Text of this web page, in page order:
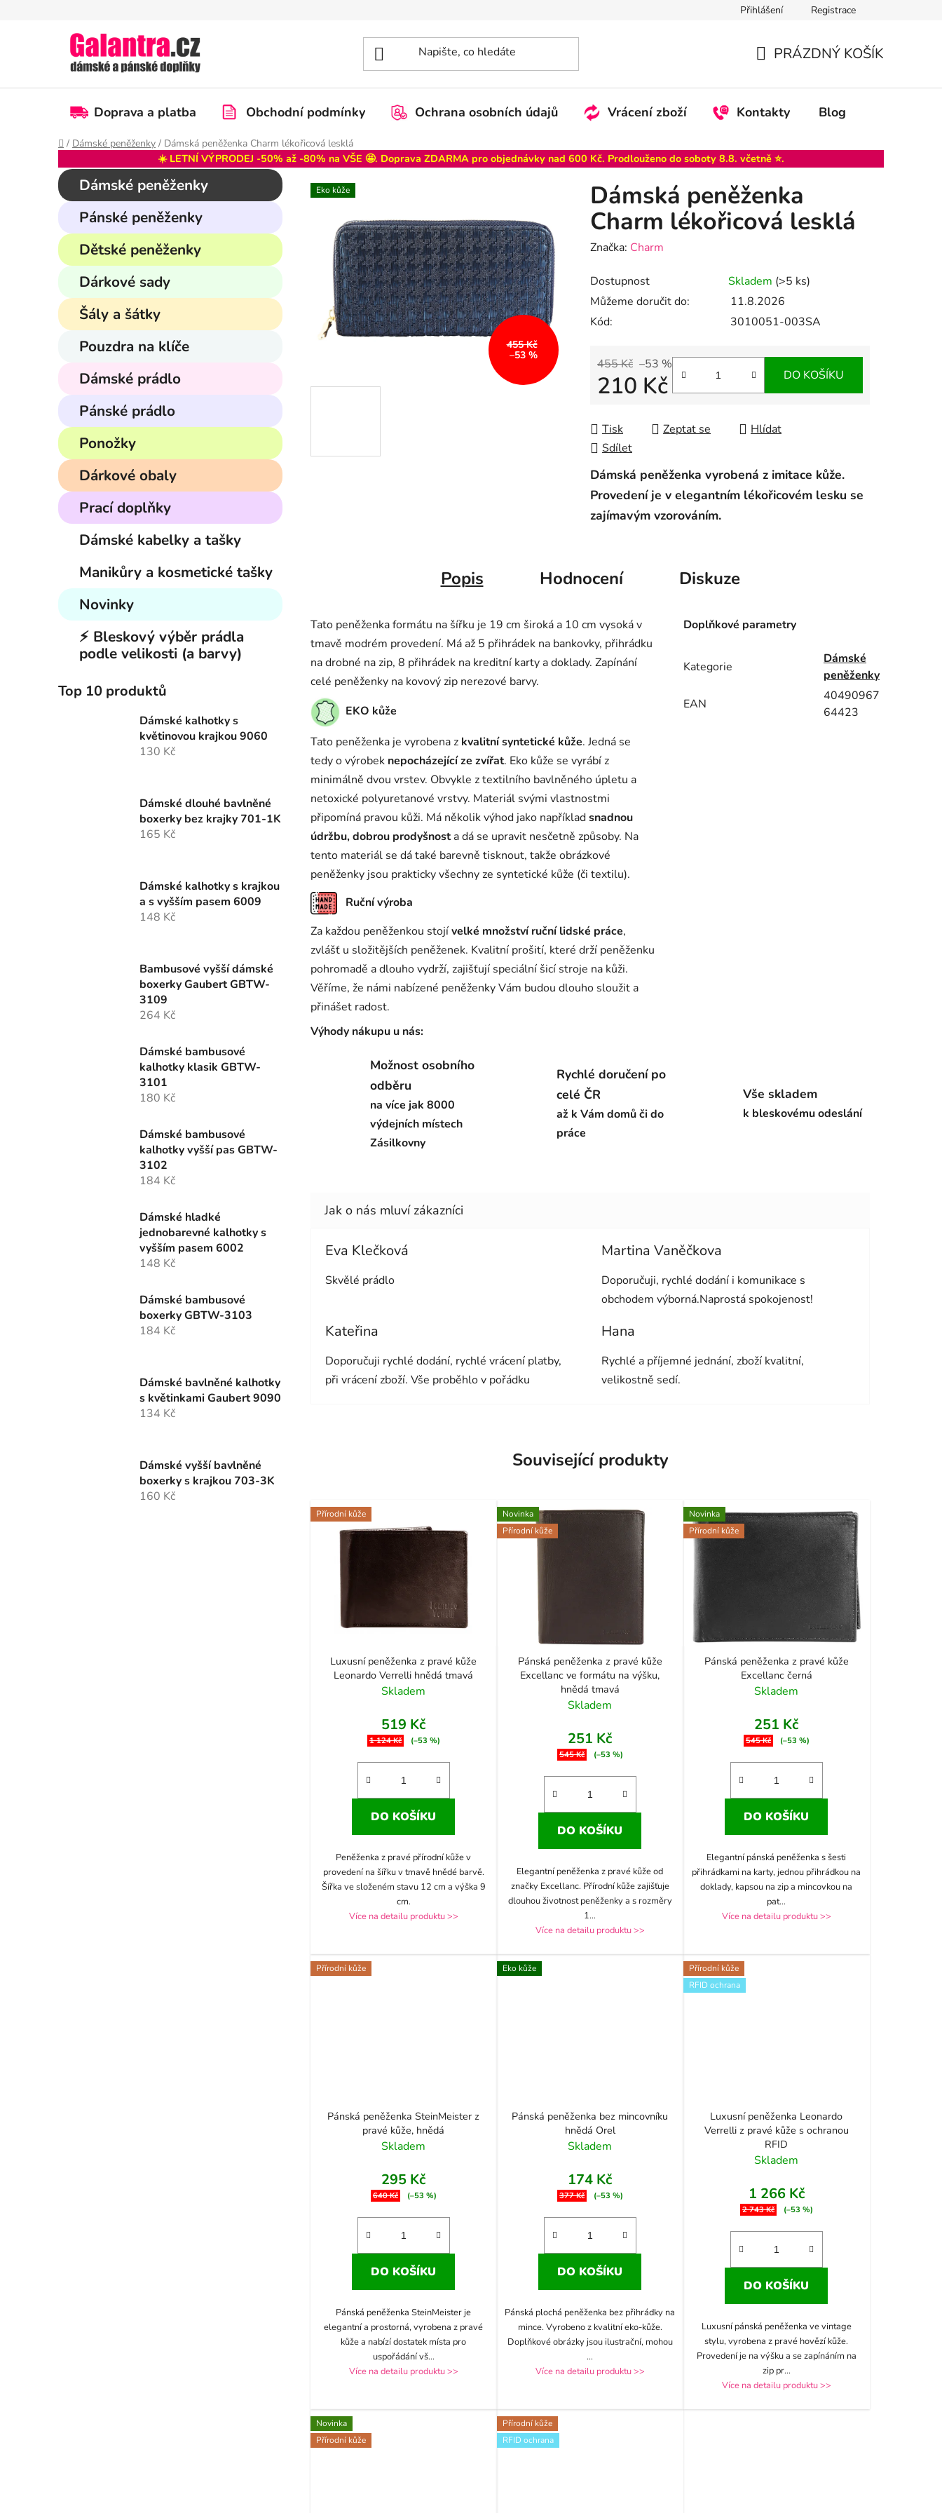
Přihlášení Registrace
KOŠÍK
PRÁZDNÝ KOŠÍK
Doprava a platba Obchodní podmínky Ochrana osobních údajů Vrácení zboží Kontakty Blog
Domů
/ Dámské peněženky / Dámská peněženka Charm lékořicová lesklá
☀️ LETNÍ VÝPRODEJ -50% až -80% na VŠE 🤩. Doprava ZDARMA pro objednávky nad 600 Kč. Prodlouženo do soboty 8.8. včetně ⭐.
P
o
t
r
a
n
í
Přeskočit
kategorie
K
a
g
o
r
e
Dámské peněženky
Pánské peněženky
Dětské peněženky
Dárkové sady
Šály a šátky
Pouzdra na klíče
Dámské prádlo
Pánské prádlo
Ponožky
Dárkové obaly
Prací doplňky
Dámské kabelky a tašky
Manikůry a kosmetické tašky
Novinky
⚡ Bleskový výběr prádla
podle velikosti (a barvy)
Top 10 produktů
Dámské kalhotky s
květinovou krajkou 9060
130 Kč
Dámské dlouhé bavlněné
boxerky bez krajky 701-1K
165 Kč
Dámské kalhotky s krajkou
a s vyšším pasem 6009
148 Kč
Bambusové vyšší dámské
boxerky Gaubert GBTW-
3109
264 Kč
Dámské bambusové
kalhotky klasik GBTW-
3101
180 Kč
Dámské bambusové
kalhotky vyšší pas GBTW-
3102
184 Kč
Dámské hladké
jednobarevné kalhotky s
vyšším pasem 6002
148 Kč
Dámské bambusové
boxerky GBTW-3103
184 Kč
Dámské bavlněné kalhotky
s květinkami Gaubert 9090
134 Kč
Dámské vyšší bavlněné
boxerky s krajkou 703-3K
160 Kč
Dámská peněženka
Charm lékořicová lesklá
Značka: Charm
Dostupnost Skladem (>5 ks)
Můžeme doručit do:
11.8.2026
Kód:
3010051-003SA
455 Kč –53 %
210 Kč DO KOŠÍKU
Tisk Zeptat se
Hlídat
Sdílet
Dámská peněženka vyrobená z imitace kůže.
Provedení je v elegantním lékořicovém lesku se
zajímavým vzorováním.
Eko kůže
455 Kč
–53 %
Popis Hodnocení Diskuze
Tato peněženka formátu na šířku je 19 cm široká a 10 cm vysoká v
tmavě modrém provedení. Má až 5 přihrádek na bankovky, přihrádku
na drobné na zip, 8 přihrádek na kreditní karty a doklady. Zapínání
celé peněženky na kovový zip nerezové barvy.
EKO kůže
Tato peněženka je vyrobena z kvalitní syntetické kůže. Jedná se
tedy o výrobek nepocházející ze zvířat. Eko kůže se vyrábí z
minimálně dvou vrstev. Obvykle z textilního bavlněného úpletu a
netoxické polyuretanové vrstvy. Materiál svými vlastnostmi
připomíná pravou kůži. Má několik výhod jako napříkladsnadnou
údržbu, dobrou prodyšnosta dá se upravit nesčetně způsoby. Na
tento materiál se dá také barevně tisknout, takže obrázkové
peněženky jsou prakticky všechny ze syntetické kůže (či textilu).
Ruční výroba
Za každou peněženkou stojívelké množství ruční lidské práce,
zvlášť u složitějších peněženek. Kvalitní prošití, které drží peněženku
pohromadě a dlouho vydrží, zajišťují speciální šicí stroje na kůži.
Věříme, že námi nabízené peněženky Vám budou dlouho sloužit a
přinášet radost.
Doplňkové parametry
Kategorie
Dámské
peněženky
EAN
40490967
64423
Výhody nákupu u nás:
Možnost osobního
odběru
na více jak 8000
výdejních místech
Zásilkovny
Rychlé doručení po
celé ČR
až k Vám domů či do
práce
Vše skladem
k bleskovému odeslání
Eva Klečková
Skvělé prádlo
Martina Vaněčkova
Doporučuji, rychlé dodání i komunikace s
obchodem výborná.Naprostá spokojenost!
Kateřina
Doporučuji rychlé dodání, rychlé vrácení platby,
při vrácení zboží. Vše proběhlo v pořádku
Hana
Rychlé a příjemné jednání, zboží kvalitní,
velikostně sedí.
Související produkty
Přírodní kůže
Luxusní peněženka z pravé kůže
Leonardo Verrelli hnědá tmavá
Skladem
519 Kč
1 124 Kč (–53 %)
DO KOŠÍKU
Peněženka z pravé přírodní kůže v
provedení na šířku v tmavě hnědé barvě.
Šířka ve složeném stavu 12 cm a výška 9
cm.
Více na detailu produktu >>
Novinka
Přírodní kůže
Pánská peněženka z pravé kůže
Excellanc ve formátu na výšku,
hnědá tmavá
Skladem
251 Kč
545 Kč (–53 %)
DO KOŠÍKU
Elegantní peněženka z pravé kůže od
značky Excellanc. Přírodní kůže zajišťuje
dlouhou životnost peněženky a s rozměry
1...
Více na detailu produktu >>
Novinka
Přírodní kůže
Pánská peněženka z pravé kůže
Excellanc černá
Skladem
251 Kč
545 Kč (–53 %)
DO KOŠÍKU
Elegantní pánská peněženka s šesti
přihrádkami na karty, jednou přihrádkou na
doklady, kapsou na zip a mincovkou na
pat...
Více na detailu produktu >>
Přírodní kůže
Pánská peněženka SteinMeister z
pravé kůže, hnědá
Skladem
295 Kč
640 Kč (–53 %)
DO KOŠÍKU
Pánská peněženka SteinMeister je
elegantní a prostorná, vyrobena z pravé
kůže a nabízí dostatek místa pro
uspořádání vš...
Více na detailu produktu >>
Eko kůže
Pánská peněženka bez mincovníku
hnědá Orel
Skladem
174 Kč
377 Kč (–53 %)
DO KOŠÍKU
Pánská plochá peněženka bez přihrádky na
mince. Vyrobeno z kvalitní eko-kůže.
Doplňkové obrázky jsou ilustrační, mohou
...
Více na detailu produktu >>
Přírodní kůže
RFID ochrana
Luxusní peněženka Leonardo
Verrelli z pravé kůže s ochranou
RFID
Skladem
1 266 Kč
2 743 Kč (–53 %)
DO KOŠÍKU
Luxusní pánská peněženka ve vintage
stylu, vyrobena z pravé hovězí kůže.
Provedení je na výšku a se zapínáním na
zip pr...
Více na detailu produktu >>
Novinka
Přírodní kůže
Přírodní kůže
RFID ochrana